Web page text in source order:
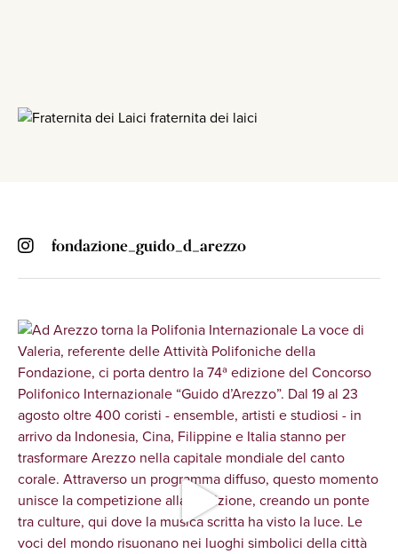
fondazione_guido_d_arezzo